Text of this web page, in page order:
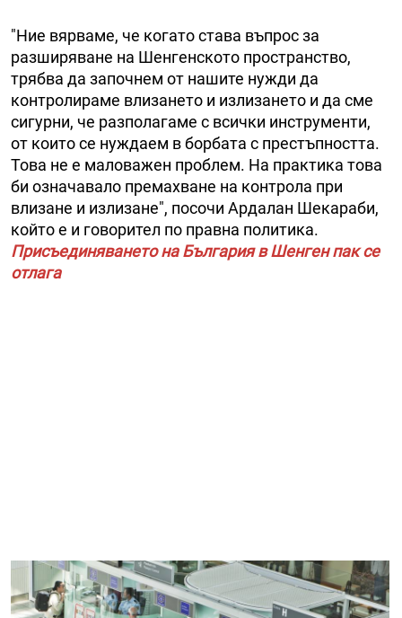
"Ние вярваме, че когато става въпрос за
разширяване на Шенгенското пространство,
трябва да започнем от нашите нужди да
контролираме влизането и излизането и да сме
сигурни, че разполагаме с всички инструменти,
от които се нуждаем в борбата с престъпността.
Това не е маловажен проблем. На практика това
би означавало премахване на контрола при
влизане и излизане", посочи Ардалан Шекараби,
който е и говорител по правна политика.
Присъединяването на България в Шенген пак се
отлага